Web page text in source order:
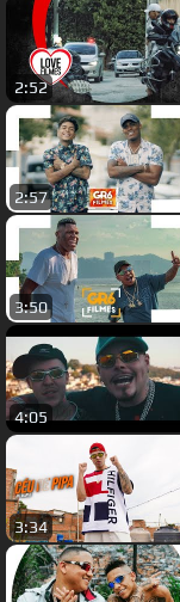
2:52
2:57
3:50
4:05
3:34